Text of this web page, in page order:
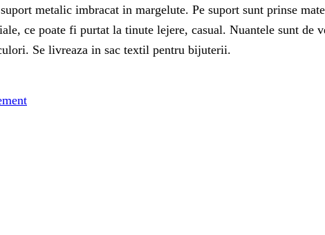
metalic imbracat in margelute. Pe suport sunt prinse
ce poate fi purtat la tinute lejere, casual. Nuantele sunt de
Se livreaza in sac textil pentru bijuterii.